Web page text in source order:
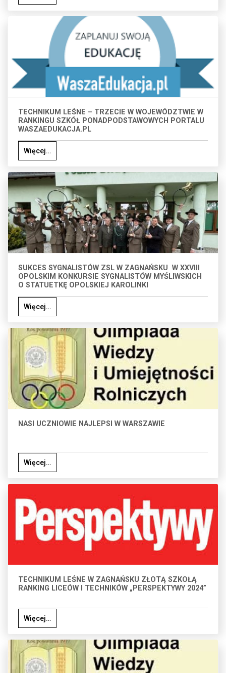
TECHNIKUM LEŚNE – TRZECIE W WOJEWÓDZTWIE W
RANKINGU SZKÓŁ PONADPODSTAWOWYCH PORTALU
WASZAEDUKACJA.PL
Więcej…
SUKCES SYGNALISTÓW ZSL W ZAGNAŃSKU W XXVIII
OPOLSKIM KONKURSIE SYGNALISTÓW MYŚLIWSKICH
O STATUETKĘ OPOLSKIEJ KAROLINKI
Więcej…
NASI UCZNIOWIE NAJLEPSI W WARSZAWIE
Więcej…
TECHNIKUM LEŚNE W ZAGNAŃSKU ZŁOTĄ SZKOŁĄ
RANKING LICEÓW I TECHNIKÓW „PERSPEKTYWY 2024”
Więcej…